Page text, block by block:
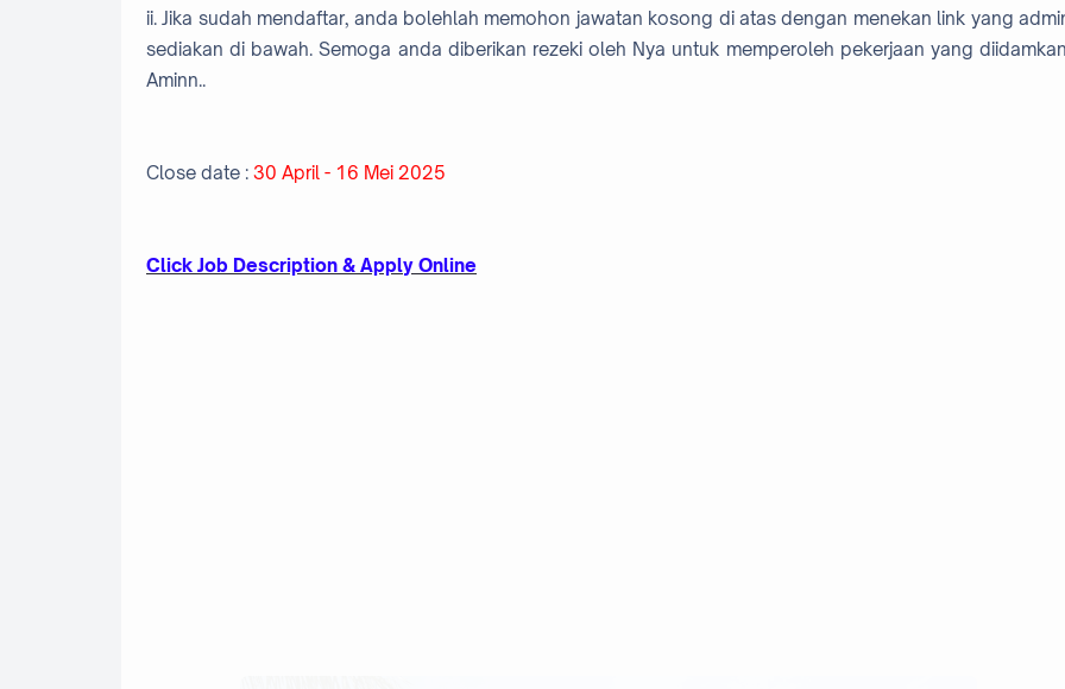
ii. Jika sudah mendaftar, anda bolehlah memohon jawatan kosong di atas dengan menekan link yang
sediakan di bawah. Semoga anda diberikan rezeki oleh Nya untuk memperoleh pekerjaan yang
Aminn..
Close date : 30 April - 16 Mei 2025
Click Job Description & Apply Online